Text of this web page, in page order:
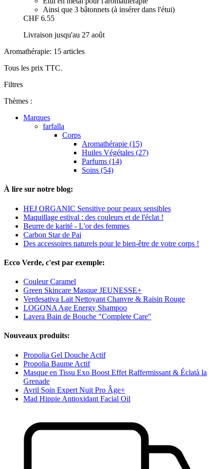
Ainsi que 3 bâtonnets (à insérer dans l'étui)
CHF 6.55
Livraison jusqu'au 27 août
Aromathérapie: 15 articles
Tous les prix TTC.
Filtres
Thèmes :
Marques
farfalla
Corps
Aromathérapie (15)
Huiles Végétales (27)
Parfums (14)
Soins (54)
À lire sur notre blog:
HEJ ORGANIC Sensitive pour peaux sensibles
Maquillage estival : des couleurs et de l'éclat !
Beurre de karité - L'or des femmes
Carbon Star de Pai
Des accessoires naturels pour le bien-être de votre corps !
Ecco Verde, c'est par exemple:
Couleur Caramel
Green Skincare Masque JEUNESSE+
Verdesativa Lait Nettoyant Chanvre & Raisin Rouge
LOGONA Age Energy Shampoo
Lavera Bain de Bouche "Complete Care"
Nouveaux produits:
Propolia Gel Douche Actif
Propolia Baume Actif
Masque en Tissu Exo Boost Effet Raffermissant & Éclatà la
Grenade
Avril Soin Expert Nuit Pro Âge+
Mad Hippie Antioxidant Facial Oil